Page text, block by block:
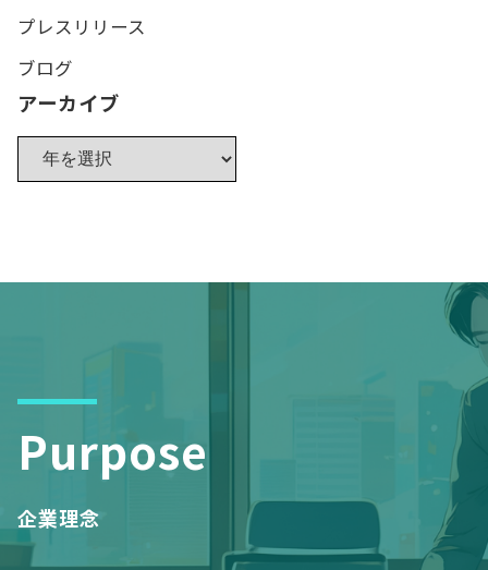
プレスリリース
ブログ
アーカイブ
Purpose
企業理念